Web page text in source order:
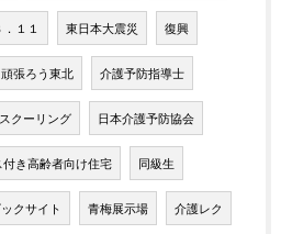
．１１ 東日本大震災 復興
張ろう東北 介護予防指導士
スクーリング 日本介護予防協会
き高齢者向け住宅 同級生
クサイト 青梅展示場 介護レク